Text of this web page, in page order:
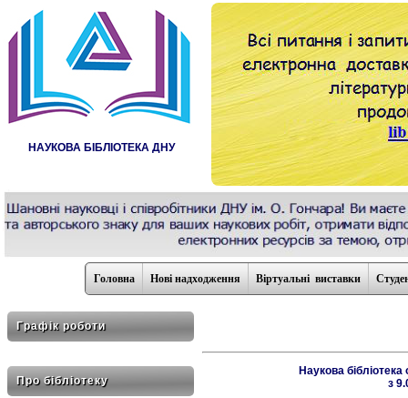
НАУКОВА БІБЛІОТЕКА ДНУ
Головна Нові надходження Віртуальні виставки
Графік роботи
Про бібліотеку
Наукова бібліотека
з